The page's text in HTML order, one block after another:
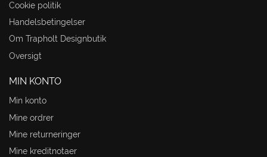
Cookie politik
Handelsbetingelser
Om Trapholt Designbutik
Oversigt
MIN KONTO
Min konto
Mine ordrer
Mine returneringer
Mine kreditnotaer